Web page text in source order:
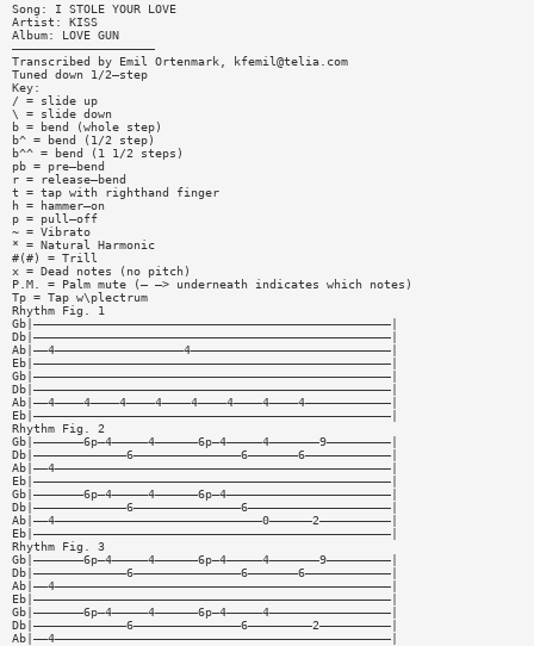
Song: I STOLE YOUR LOVE
Artist: KISS
Album: LOVE GUN
————————————————————
Transcribed by Emil Ortenmark,
kfemil@telia.com
Tuned down 1/2—step
Key:
/ = slide up
\ = slide down
b = bend (whole step)
b^ = bend (1/2 step)
b^^ = bend (1 1/2 steps)
pb = pre—bend
r = release—bend
t = tap with righthand finger
h = hammer—on
p = pull—off
~ = Vibrato
* = Natural Harmonic
#(#) = Trill
x = Dead notes (no pitch)
P.M. = Palm mute (— —> underneath indicates which notes)
Tp = Tap w\plectrum
Rhythm Fig. 1
Gb|——————————————————————————————————————————————————|
Db|——————————————————————————————————————————————————|
Ab|——4——————————————————4————————————————————————————|
Eb|——————————————————————————————————————————————————|
Gb|——————————————————————————————————————————————————|
Db|——————————————————————————————————————————————————|
Ab|——4————4————4————4————4————4————4————4————————————|
Eb|——————————————————————————————————————————————————|
Rhythm Fig. 2
Gb|———————6p—4—————4——————6p—4—————4———————9—————————|
Db|—————————————6———————————————6———————6————————————|
Ab|——4———————————————————————————————————————————————|
Eb|——————————————————————————————————————————————————|
Gb|———————6p—4—————4——————6p—4———————————————————————|
Db|—————————————6———————————————6————————————————————|
Ab|——4—————————————————————————————0——————2——————————|
Eb|——————————————————————————————————————————————————|
Rhythm Fig. 3
Gb|———————6p—4—————4——————6p—4—————4———————9—————————|
Db|—————————————6———————————————6———————6————————————|
Ab|——4———————————————————————————————————————————————|
Eb|——————————————————————————————————————————————————|
Gb|———————6p—4—————4——————6p—4—————4—————————————————|
Db|—————————————6———————————————6—————————2——————————|
Ab|——4———————————————————————————————————————————————|